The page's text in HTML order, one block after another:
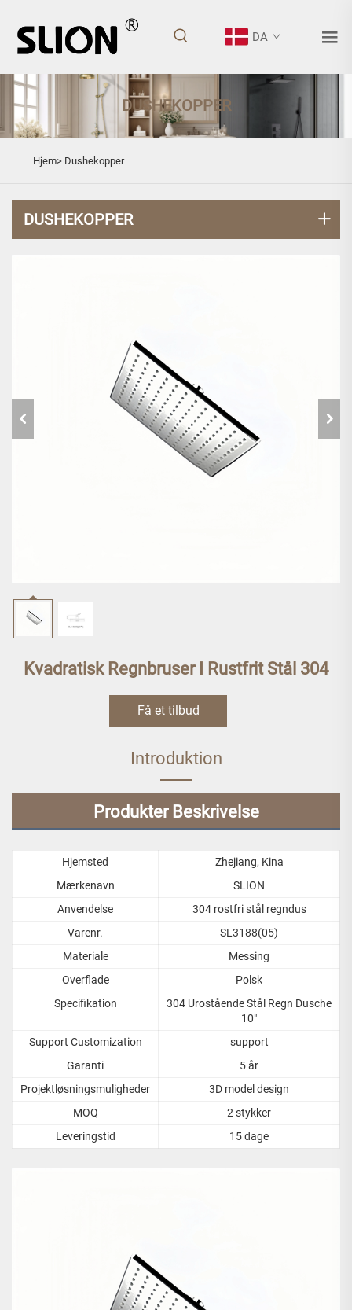
DA
DUSHEKOPPER
Hjem> Dushekopper
DUSHEKOPPER
Kvadratisk Regnbruser I Rustfrit Stål 304
Få et tilbud
Introduktion
Produkter Beskrivelse
Hjemsted
Zhejiang, Kina
Mærkenavn
SLION
Anvendelse
304 rostfri stål regndus
Varenr.
SL3188(05)
Materiale
Messing
Overflade
Polsk
Specifikation
304 Urostående Stål Regn Dusche
10"
Support Customization
support
Garanti
5 år
Projektløsningsmuligheder
3D model design
MOQ
2 stykker
Leveringstid
15 dage